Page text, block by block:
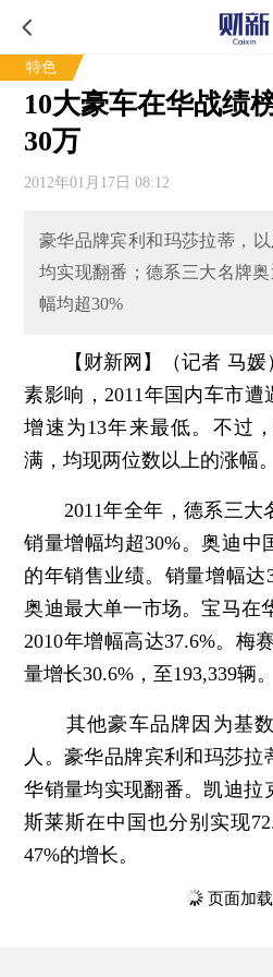
特色
10大豪车在华战绩
30万
2012年01月17日 08:12
豪华品牌宾利和玛莎拉蒂，
均实现翻番；德系三大名牌
幅均超30%
【财新网】（记者 马媛
素影响，2011年国内车市遭
增速为13年来最低。不过
满，均现两位数以上的涨幅。
2011年全年，德系三大
销量增幅均超30%。奥迪中
的年销售业绩。销量增幅达
奥迪最大单一市场。宝马在
2010年增幅高达37.6%。梅
量增长30.6%，至193,339辆。
其他豪车品牌因为基数
人。豪华品牌宾利和玛莎拉
华销量均实现翻番。凯迪拉
斯莱斯在中国也分别实现
47%的增长。
页面加